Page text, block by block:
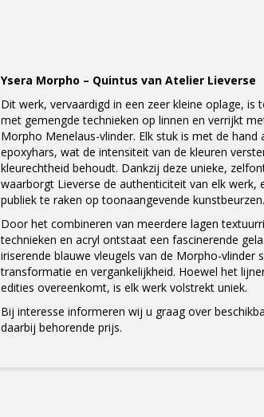
Ysera Morpho – Quintus van Atelier Lieverse
Dit werk, vervaardigd in een zeer kleine oplage, is
met gemengde technieken op linnen en verrijkt
Morpho Menelaus-vlinder. Elk stuk is met de
epoxyhars, wat de intensiteit van de kleuren
kleurechtheid behoudt. Dankzij deze unieke,
waarborgt Lieverse de authenticiteit van elk werk,
publiek te raken op toonaangevende kunstbeurzen.
Door het combineren van meerdere lagen
technieken en acryl ontstaat een fascinerende
iriserende blauwe vleugels van de Morpho-vlinder
transformatie en vergankelijkheid. Hoewel het
edities overeenkomt, is elk werk volstrekt uniek.
Bij interesse informeren wij u graag over
daarbij behorende prijs.